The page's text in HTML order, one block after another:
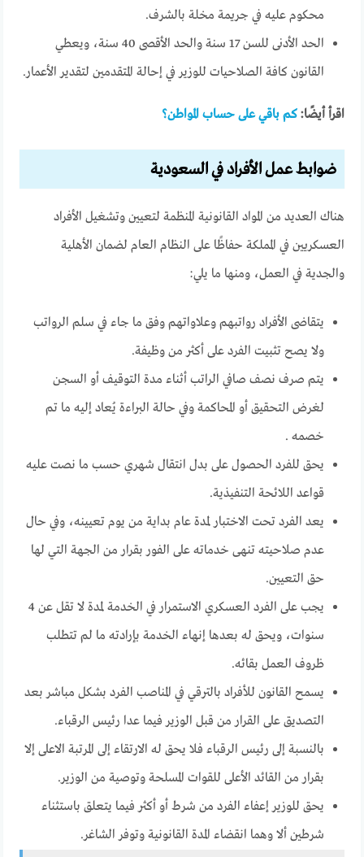
محكوم عليه في جريمة مخلة بالشرف.
الحد الأدنى للسن 17 سنة والحد الأقصى 40 سنة، ويعطي
القانون كافة الصلاحيات للوزير في إحالة المتقدمين لتقدير الأعمار.
اقرأ أيضًا:كم باقي على حساب المواطن؟
ضوابط عمل الأفراد في السعودية
هناك العديد من المواد القانونية المنظمة لتعيين وتشغيل الأفراد
العسكريين في المملكة حفاظًا على النظام العام لضمان الأهلية
والجدية في العمل، ومنها ما يلي:
يتقاضى الأفراد رواتبهم وعلاواتهم وفق ما جاء في سلم الرواتب
ولا يصح تثبيت الفرد على أكثر من وظيفة.
يتم صرف نصف صافي الراتب أثناء مدة التوقيف أو السجن
لغرض التحقيق أو المحاكمة وفي حالة البراءة يُعاد إليه ما تم
خصمه .
يحق للفرد الحصول على بدل انتقال شهري حسب ما نصت عليه
قواعد اللائحة التنفيذية.
يعد الفرد تحت الاختبار لمدة عام بداية من يوم تعيينه، وفي حال
عدم صلاحيته تنهى خدماته على الفور بقرار من الجهة التي لها
حق التعيين.
يجب على الفرد العسكري الاستمرار في الخدمة لمدة لا تقل عن 4
سنوات، ويحق له بعدها إنهاء الخدمة بإرادته ما لم تتطلب
ظروف العمل بقائه.
يسمح القانون للأفراد بالترقي في المناصب الفرد بشكل مباشر بعد
التصديق على القرار من قبل الوزير فيما عدا رئيس الرقباء.
بالنسبة إلى رئيس الرقباء فلا يحق له الارتقاء إلى المرتبة الاعلى إلا
بقرار من القائد الأعلى للقوات المسلحة وتوصية من الوزير.
يحق للوزير إعفاء الفرد من شرط أو أكثر فيما يتعلق باستثناء
شرطين ألا وهما انقضاء المدة القانونية وتوفر الشاغر.